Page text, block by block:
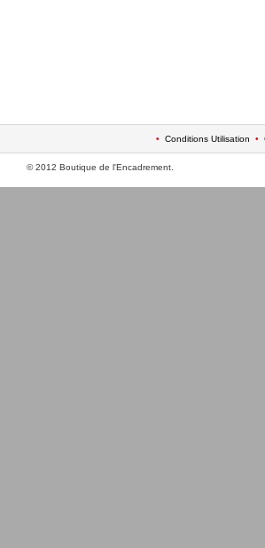
• Conditions Utilisation •
© 2012 Boutique de l'Encadrement.